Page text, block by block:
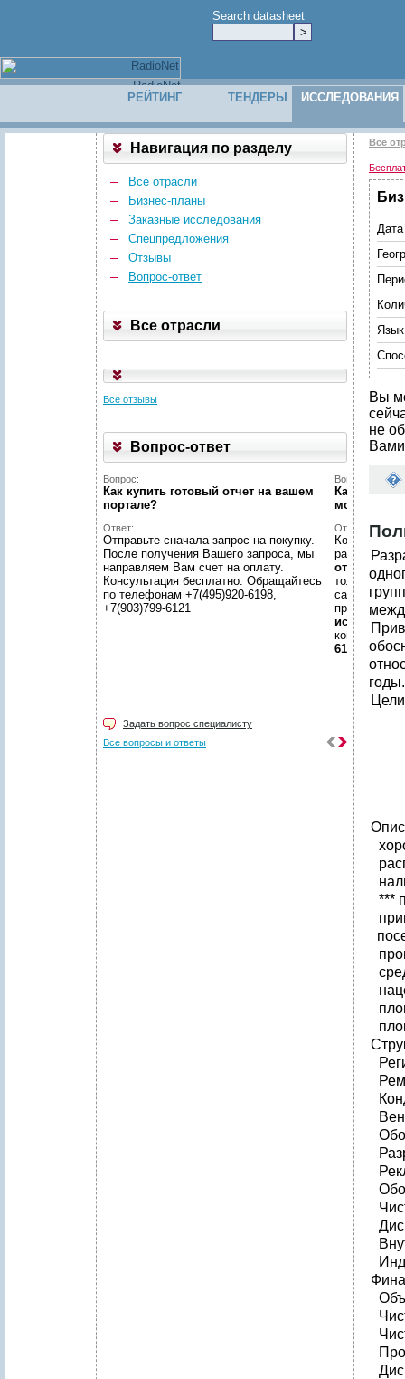
Search datasheet
РЕЙТИНГ ТЕНДЕРЫ ИССЛЕДОВАНИЯ
Навигация по разделу
Все отрасли
Бизнес-планы
Заказные исследования
Спецпредложения
Отзывы
Вопрос-ответ
Все отрасли
Все отзывы
Вопрос-ответ
Вопрос:
Как купить готовый отчет на вашем
портале?
Ответ:
Отправьте сначала запрос на покупку.
После получения Вашего запроса, мы
направляем Вам счет на оплату.
Консультация бесплатно. Обращайтесь
по телефонам +7(495)920-6198,
+7(903)799-6121
Вопрос:
Как найти
можете
Ответ:
Конечно
размещено
отчетов,
только
самой
предложить
6198,
Задать вопрос специалисту
Все вопросы и ответы
Все
Вы
не
годы.
***